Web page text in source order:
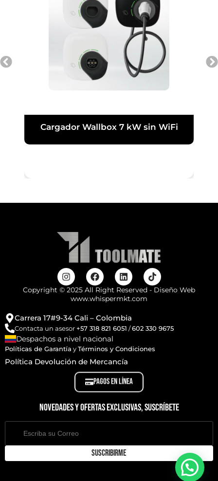
Cargador Wallbox 7 kW sin WiFi
Copyright © 2025 All Right Reserved - Diseño Web
www.whispermkt.com
Carrera 17#9-34 Cali – Colombia
Contacta un asesor+57 318 821 6051 /602 330 9675
Despachos a nivel nacional
Políticas de Garantía yTérminos y Condiciones
Política Devolución de Mercancía
PAGOS EN LÍNEA
Novedades y ofertas exclusivas, suscríbete